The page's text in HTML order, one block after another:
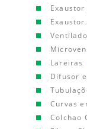
Exaustor
Lareiras
Difusor
Curvas
Colchao